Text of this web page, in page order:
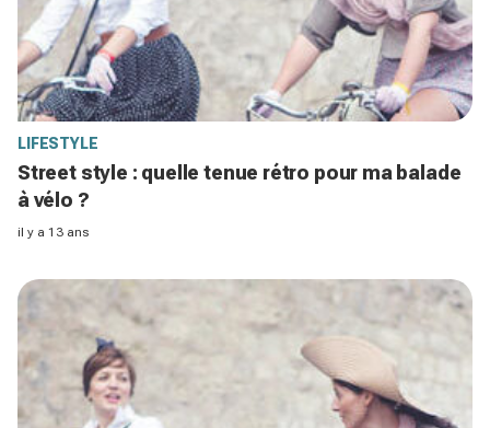
LIFESTYLE
Street style : quelle tenue rétro pour ma balade
à vélo ?
il y a 13 ans